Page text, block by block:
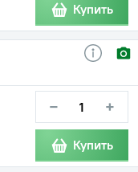
Купить
− +
Купить